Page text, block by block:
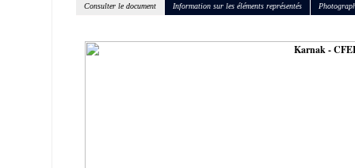
Consulter le document Information sur les éléments représentés